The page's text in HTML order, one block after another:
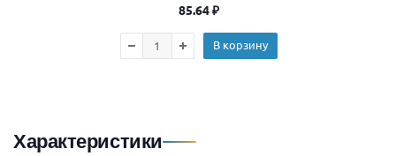
85.64₽
В корзину
Характеристики